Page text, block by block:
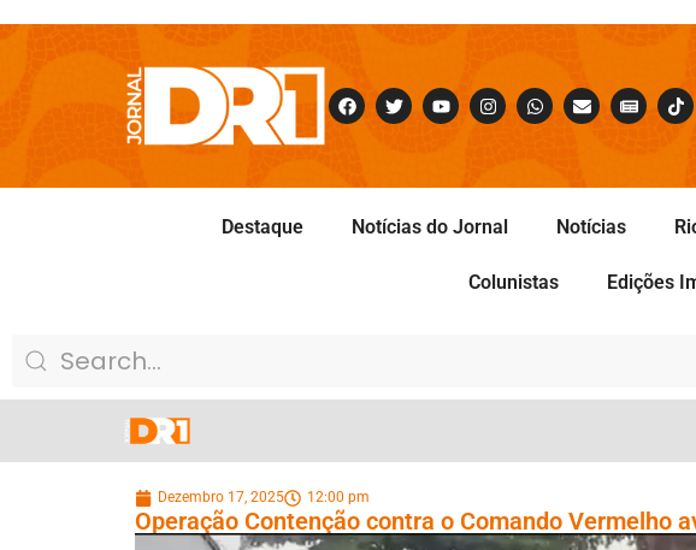
Destaque Notícias do Jornal Notícias
Colunistas Edições
Dezembro 17, 2025 12:00 pm
Operação Contenção contra o Comando Vermelho